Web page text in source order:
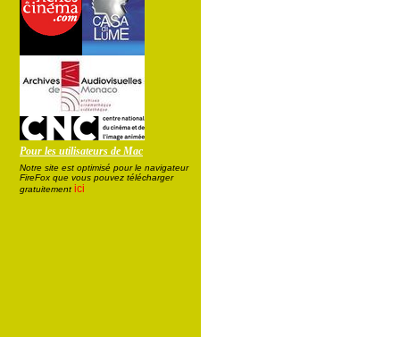
Pour les utilisateurs de Mac
Notre site est optimisé pour le navigateur
FireFox que vous pouvez télécharger
gratuitement ici